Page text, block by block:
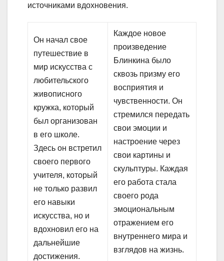
источниками вдохновения.
Он начал свое
путешествие в
мир искусства с
любительского
живописного
кружка, который
был организован
в его школе.
Здесь он встретил
своего первого
учителя, который
не только развил
его навыки
искусства, но и
вдохновил его на
дальнейшие
достижения.
Каждое новое
произведение
Блинкина было
сквозь призму его
восприятия и
чувственности. Он
стремился передать
свои эмоции и
настроение через
свои картины и
скульптуры. Каждая
его работа стала
своего рода
эмоциональным
отражением его
внутреннего мира и
взглядов на жизнь.